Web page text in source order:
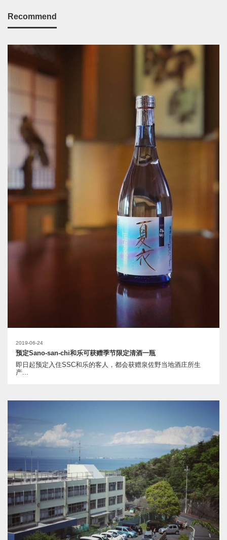
Recommend
2019-06-24
预定Sano-san-chi和乐可获赠季节限定清酒一瓶
即日起预定入住SSC和乐的客人，都会获赠泉佐野当地酒庄所生
产...